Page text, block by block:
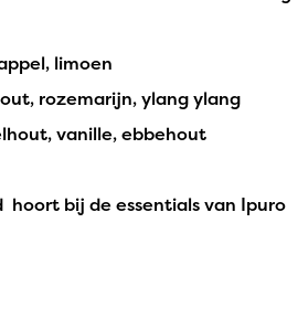
limoen
rozemarijn, ylang ylang
vanille, ebbehout
hoort bij de essentials van Ipuro